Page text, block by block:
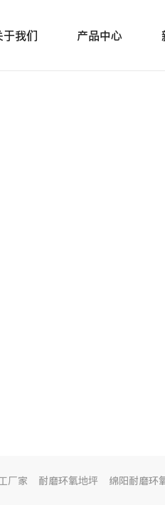
于我们 产品中心
厂家 耐磨环氧地坪 绵阳耐磨环